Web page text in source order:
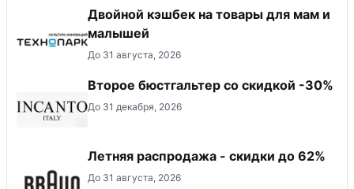
Двойной кэшбек на товары для мам и
малышей
До 31 августа, 2026
Второе бюстгальтер со скидкой -30%
До 31 декабря, 2026
Летняя распродажа - скидки до 62%
До 31 августа, 2026